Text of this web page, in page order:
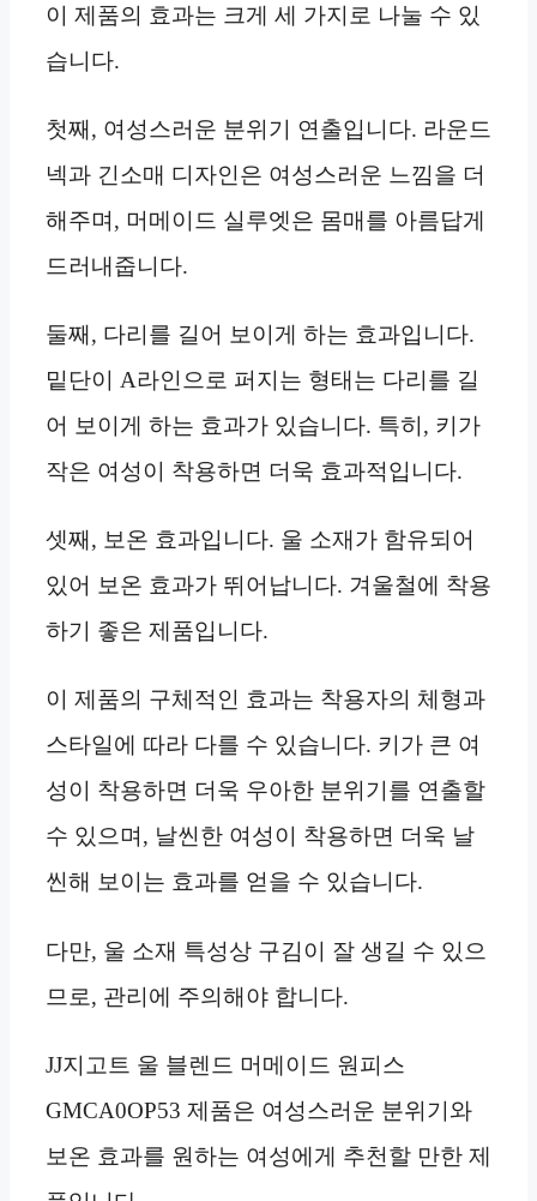
이 제품의 효과는 크게 세 가지로 나눌 수 있
습니다.
첫째, 여성스러운 분위기 연출입니다. 라운드
넥과 긴소매 디자인은 여성스러운 느낌을 더
해주며, 머메이드 실루엣은 몸매를 아름답게
드러내줍니다.
둘째, 다리를 길어 보이게 하는 효과입니다.
밑단이 A라인으로 퍼지는 형태는 다리를 길
어 보이게 하는 효과가 있습니다. 특히, 키가
작은 여성이 착용하면 더욱 효과적입니다.
셋째, 보온 효과입니다. 울 소재가 함유되어
있어 보온 효과가 뛰어납니다. 겨울철에 착용
하기 좋은 제품입니다.
이 제품의 구체적인 효과는 착용자의 체형과
스타일에 따라 다를 수 있습니다. 키가 큰 여
성이 착용하면 더욱 우아한 분위기를 연출할
수 있으며, 날씬한 여성이 착용하면 더욱 날
씬해 보이는 효과를 얻을 수 있습니다.
다만, 울 소재 특성상 구김이 잘 생길 수 있으
므로, 관리에 주의해야 합니다.
JJ지고트 울 블렌드 머메이드 원피스
GMCA0OP53 제품은 여성스러운 분위기와
보온 효과를 원하는 여성에게 추천할 만한 제